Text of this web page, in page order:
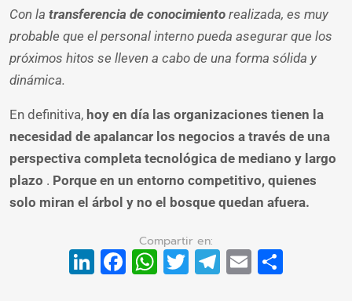
Con la transferencia de conocimiento realizada, es muy
probable que el personal interno pueda asegurar que los
próximos hitos se lleven a cabo de una forma sólida y
dinámica.
En definitiva, hoy en día las organizaciones tienen la
necesidad de apalancar los negocios a través de una
perspectiva completa tecnológica de mediano y largo
plazo . Porque en un entorno competitivo, quienes
solo miran el árbol y no el bosque quedan afuera.
LinkedIn
Facebook
WhatsApp
Twitter
Telegram
Email